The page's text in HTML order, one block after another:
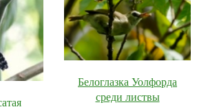
Белоглазка Уолфорда
среди листвы